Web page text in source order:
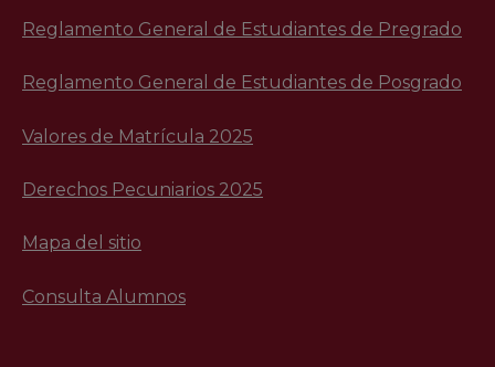
Reglamento General de Estudiantes de Pregrado
Reglamento General de Estudiantes de Posgrado
Valores de Matrícula 2025
Derechos Pecuniarios 2025
Mapa del sitio
Consulta Alumnos